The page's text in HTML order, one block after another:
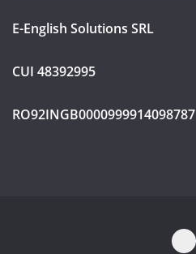
E-English Solutions SRL
CUI 48392995
RO92INGB0000999914098787